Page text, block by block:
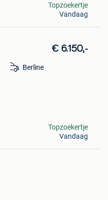
Topzoekertje
Vandaag
€ 6.150,-
Berline
Topzoekertje
Vandaag